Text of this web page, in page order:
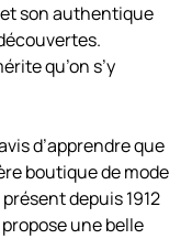
son authentique
qu’on s’y
d’apprendre que
boutique de mode
depuis 1912
une belle